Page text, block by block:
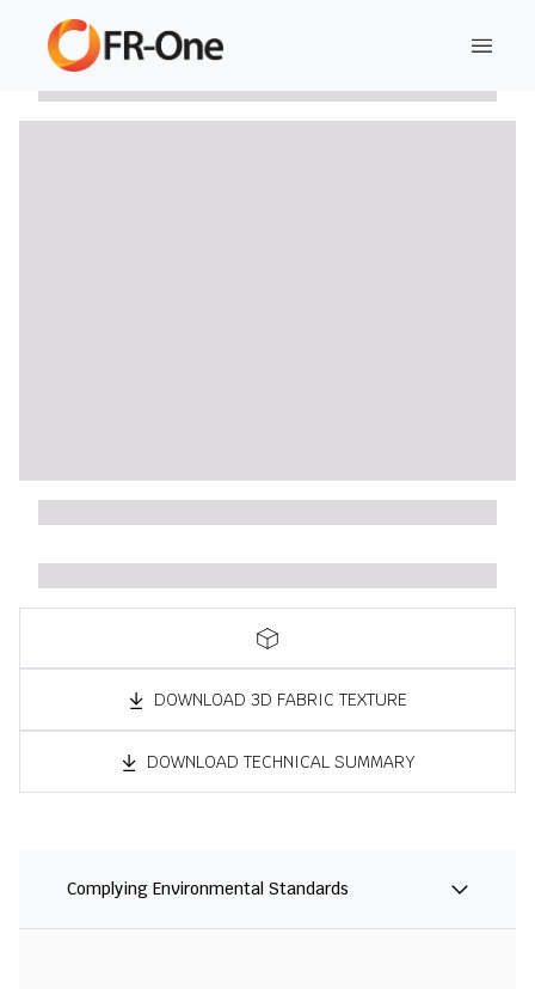
DOWNLOAD 3D FABRIC TEXTURE
DOWNLOAD TECHNICAL SUMMARY
Complying Environmental Standards